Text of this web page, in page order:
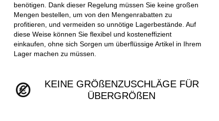
benötigen. Dank dieser Regelung müssen Sie keine großen
Mengen bestellen, um von den Mengenrabatten zu
profitieren, und vermeiden so unnötige Lagerbestände. Auf
diese Weise können Sie flexibel und kosteneffizient
einkaufen, ohne sich Sorgen um überflüssige Artikel in Ihrem
Lager machen zu müssen.
KEINE GRÖßENZUSCHLÄGE FÜR
ÜBERGRÖßEN